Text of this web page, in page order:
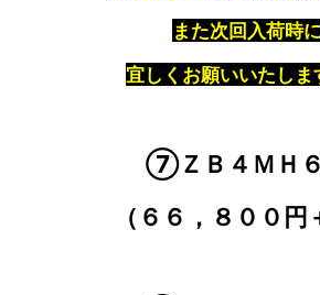
また次回入荷時に
宜しくお願いいたしま
⑦ＺＢ４ＭＨ
（６６，８００円